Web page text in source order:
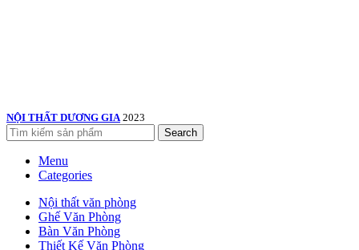
NỘI THẤT DƯƠNG GIA 2023
Search
Menu
Categories
Nội thất văn phòng
Ghế Văn Phòng
Bàn Văn Phòng
Thiết Kế Văn Phòng